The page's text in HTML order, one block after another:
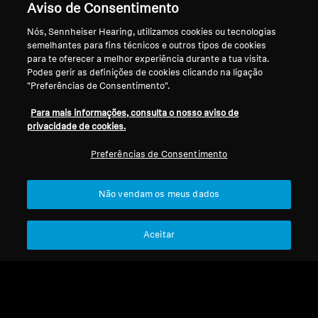
Apoio
Voltar ao Topo
Política Global de Privacidade
Termos e Condições Gerais de
Vendas Online a Consumidores
A Nossa Empresa
Sobre Nós
Carreira na Sonova
Contactos de Imprensa
Embaixadores da
Aviso de Consentimento
Nós, Sennheiser Hearing, utilizamos cookies ou tecnologias
semelhantes para fins técnicos e outros tipos de cookies
para te oferecer a melhor experiência durante a tua visita.
Podes gerir as definições de cookies clicando na ligação
"Preferências de Consentimento".
Para mais informações, consulta o nosso aviso de
privacidade de cookies.
Preferências de Consentimento
Não vendam os meus dados
Aceitar